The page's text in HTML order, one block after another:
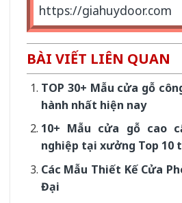
https://giahuydoor.com
BÀI VIẾT LIÊN QUAN
TOP 30+ Mẫu cửa gỗ
hành nhất hiện nay
10+ Mẫu cửa gỗ cao
nghiệp tại xưởng Top 10
Các Mẫu Thiết Kế Cửa
Đại